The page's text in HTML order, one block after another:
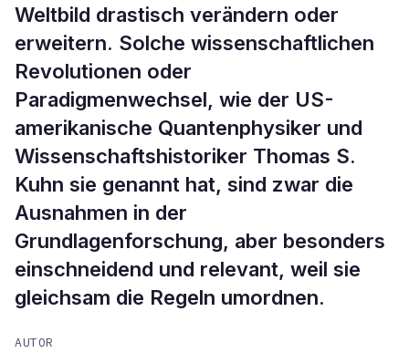
Weltbild drastisch verändern oder
erweitern. Solche wissenschaftlichen
Revolutionen oder
Paradigmenwechsel, wie der US-
amerikanische Quantenphysiker und
Wissenschaftshistoriker Thomas S.
Kuhn sie genannt hat, sind zwar die
Ausnahmen in der
Grundlagenforschung, aber besonders
einschneidend und relevant, weil sie
gleichsam die Regeln umordnen.
AUTOR